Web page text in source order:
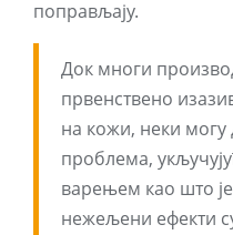
поправљају.
Док многи
првенствено
на кожи, неки могу
проблема,
варењем као што
нежељени ефекти